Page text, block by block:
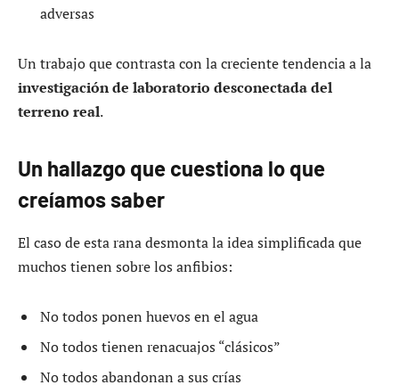
adversas
Un trabajo que contrasta con la creciente tendencia a la
investigación de laboratorio desconectada del
terreno real.
Un hallazgo que cuestiona lo que
creíamos saber
El caso de esta rana desmonta la idea simplificada que
muchos tienen sobre los anfibios:
No todos ponen huevos en el agua
No todos tienen renacuajos “clásicos”
No todos abandonan a sus crías